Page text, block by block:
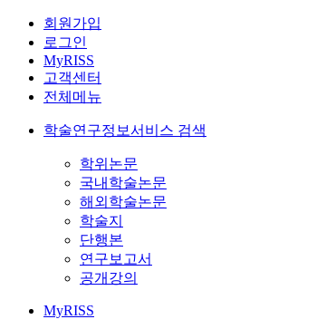
회원가입
로그인
MyRISS
고객센터
전체메뉴
학술연구정보서비스 검색
학위논문
국내학술논문
해외학술논문
학술지
단행본
연구보고서
공개강의
MyRISS